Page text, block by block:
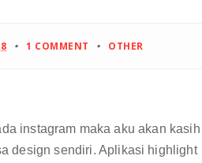
1 COMMENT OTHER
instagram maka aku akan kasih
design sendiri. Aplikasi highlight